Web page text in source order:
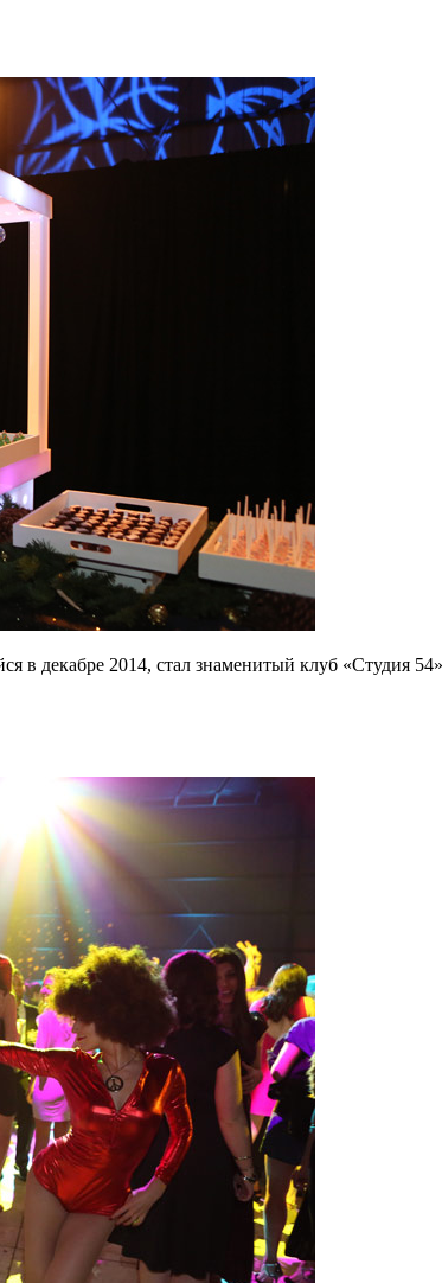
в декабре 2014, стал знаменитый клуб «Студия